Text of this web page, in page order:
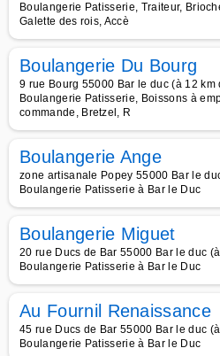
Boulangerie Patisserie, Traiteur,
Galette des rois, Accè
Boulangerie Du Bourg
9 rue Bourg 55000 Bar le duc (à 12
Boulangerie Patisserie, Boissons à
commande, Bretzel, R
Boulangerie Ange
zone artisanale Popey 55000 Bar le
Boulangerie Patisserie à Bar le Duc
Boulangerie Miguet
20 rue Ducs de Bar 55000 Bar le duc
Boulangerie Patisserie à Bar le Duc
Au Fournil Renaissance
45 rue Ducs de Bar 55000 Bar le duc
Boulangerie Patisserie à Bar le Duc